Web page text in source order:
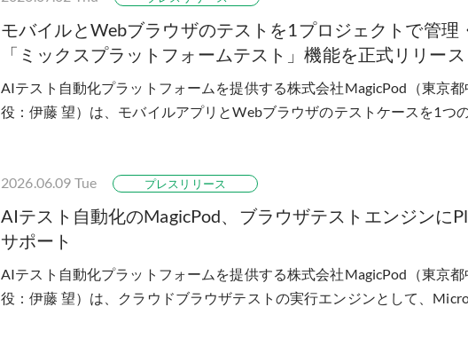
モバイルとWebブラウザのテストを1プロジェクトで管理
「ミックスプラットフォームテスト」機能を正式リリース
AIテスト自動化プラットフォームを提供する株式会社MagicPod（東京
役：伊藤 望）は、モバイルアプリとWebブラウザのテストケースを1つ
2026.06.09 Tue プレスリリース
AIテスト自動化のMagicPod、ブラウザテストエンジンに
サポート
AIテスト自動化プラットフォームを提供する株式会社MagicPod（東京
役：伊藤 望）は、クラウドブラウザテストの実行エンジンとして、